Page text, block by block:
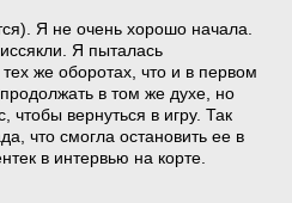
Я не очень хорошо начала.
Я пыталась
тех же оборотах, что и в первом
в том же духе, но
чтобы вернуться в игру. Так
что смогла остановить ее в
в интервью на корте.